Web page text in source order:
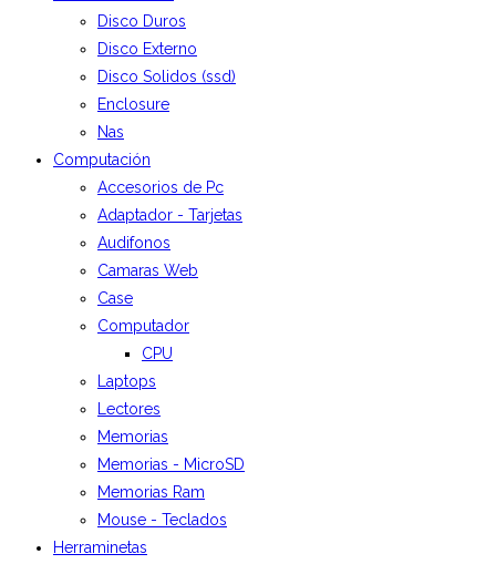
Disco Duros
Disco Externo
Disco Solidos (ssd)
Enclosure
Nas
Computación
Accesorios de Pc
Adaptador - Tarjetas
Audifonos
Camaras Web
Case
Computador
CPU
Laptops
Lectores
Memorias
Memorias - MicroSD
Memorias Ram
Mouse - Teclados
Herraminetas